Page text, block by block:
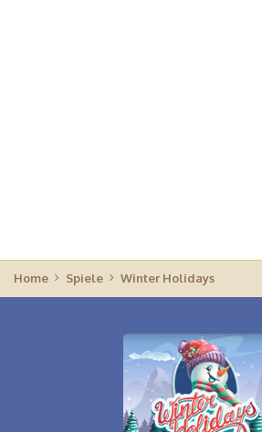
Home Spiele Winter Holidays